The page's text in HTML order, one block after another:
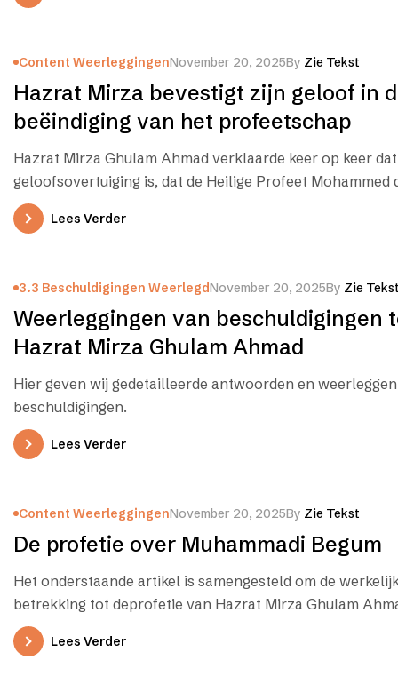
Content WeerleggingenNovember 20, 2025By Zie Tekst
Hazrat Mirza bevestigt zijn geloof in
beëindiging van het profeetschap
Hazrat Mirza Ghulam Ahmad verklaarde keer op keer
geloofsovertuiging is, dat de Heilige Profeet Mohammed
nabiyyīn (of Khātam-ul-Anbiyā) is,…
Lees Verder
3.3 Beschuldigingen WeerlegdNovember 20, 2025By Zie
Weerleggingen van beschuldigingen
Hazrat Mirza Ghulam Ahmad
Hier geven wij gedetailleerde antwoorden en
beschuldigingen.
Lees Verder
Content WeerleggingenNovember 20, 2025By Zie Tekst
De profetie over Muhammadi Begum
Het onderstaande artikel is samengesteld om de
betrekking tot deprofetie van Hazrat Mirza Ghulam
Lees Verder